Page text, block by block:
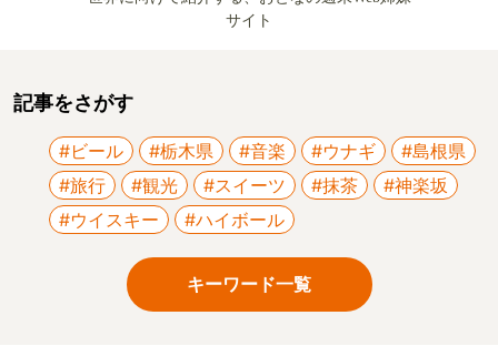
サイト
記事をさがす
#ビール #栃木県 #音楽 #ウナギ
#島根県
#旅行
#観光 #スイーツ #抹茶
#神楽坂
#ウイスキー
#ハイボール
キーワード一覧